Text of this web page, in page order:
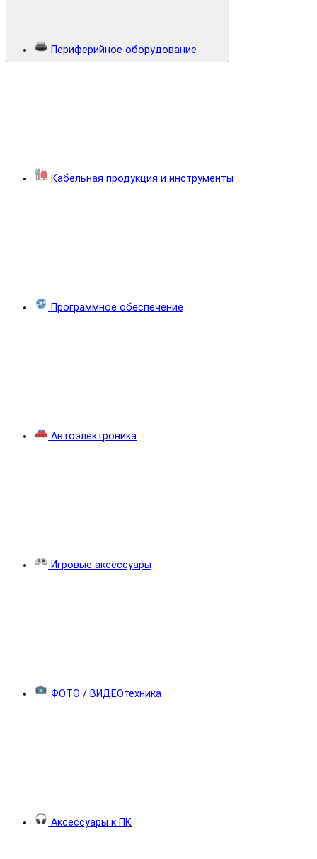
Периферийное оборудование
Кабельная продукция и инструменты
Программное обеспечение
Автоэлектроника
Игровые аксессуары
ФОТО / ВИДЕОтехника
Аксессуары к ПК